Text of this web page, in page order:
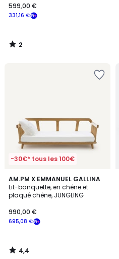
331,16 €
599,00 €
2
/
-30€* tous les 100€
AM.PM X EMMANUEL GALLINA
Lit-banquette, en chêne et
plaqué chêne, JUNGLING
695,08 €
990,00 €
4,4
/ 5
4,4
/